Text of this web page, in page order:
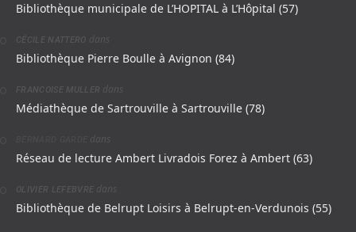
Bibliothèque municipale de L’HOPITAL à L’Hôpital (57)
CÉCILE NATTERO dans
Bibliothèque Pierre Boulle à Avignon (84)
FRANCOISE MULLER dans
Médiathèque de Sartrouville à Sartrouville (78)
dans
Réseau de lecture Ambert Livradois Forez à Ambert (63)
OLIVIER LEFEBVRE dans
Bibliothèque de Belrupt Loisirs à Belrupt-en-Verdunois (55)